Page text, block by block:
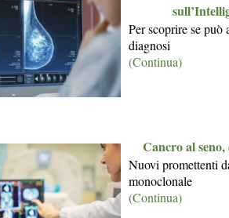
Per scoprire se può
diagnosi
(Continua)
Cancro al
Nuovi promettenti
monoclonale
(Continua)